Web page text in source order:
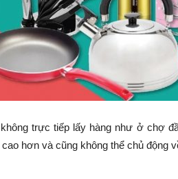
trực tiếp lấy hàng như ở chợ
hơn và cũng không thể chủ động